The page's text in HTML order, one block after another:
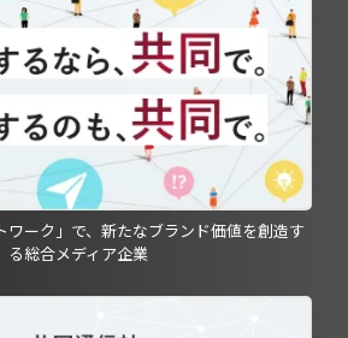
ワーク」で、新たなブランド価値を創造す
る総合メディア企業